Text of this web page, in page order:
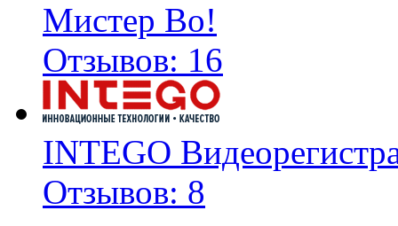
Мистер Во!
Отзывов: 16
INTEGO
Отзывов: 8